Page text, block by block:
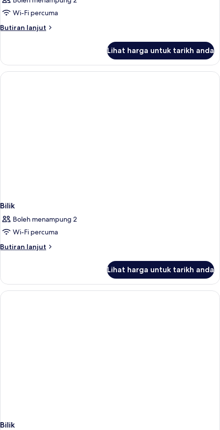
Wi-Fi percuma
Butiran lanjut
Butiran
Lihat harga untuk tarikh anda
Bilik
Boleh menampung 2
Wi-Fi percuma
Butiran lanjut
Butiran
Lihat harga untuk tarikh anda
Bilik